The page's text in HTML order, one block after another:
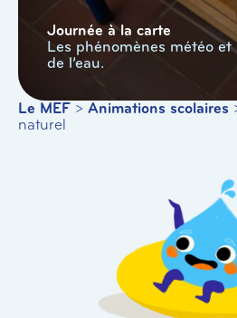
Journée à la carte
Les phénomènes météo et
de l’eau.
Le MEF > Animations scolaires
naturel